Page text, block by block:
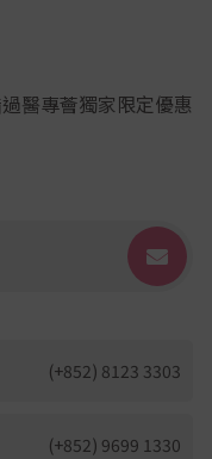
醫專薈獨家限定優惠
(+852) 8123 3303
(+852) 9699 1330